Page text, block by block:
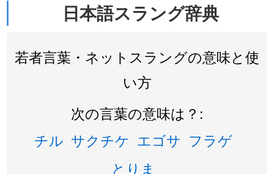
日本語スラング辞典
若者言葉・ネットスラングの意味と使
い方
次の言葉の意味は？:
チル サクチケ エゴサ フラゲ
とりま